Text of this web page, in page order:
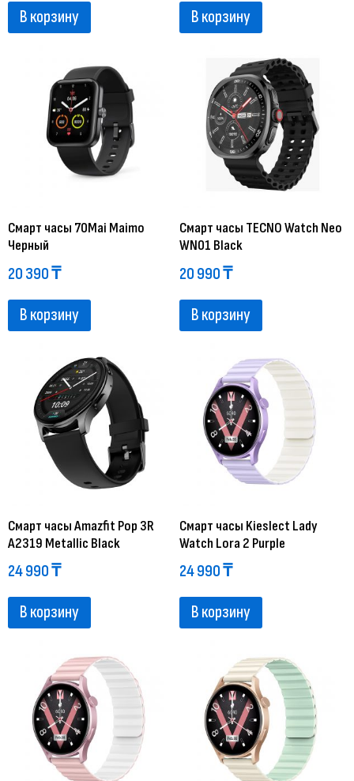
В корзину
В корзину
Смарт часы 70Mai Maimo
Черный
20 390₸
В корзину
Смарт часы TECNO Watch Neo
WN01 Black
20 990₸
В корзину
Смарт часы Amazfit Pop 3R
A2319 Metallic Black
24 990₸
В корзину
Смарт часы Kieslect Lady
Watch Lora 2 Purple
24 990₸
В корзину